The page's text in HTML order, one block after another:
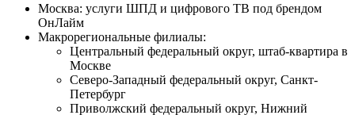
Москва: услуги ШПД и цифрового ТВ под брендом
ОнЛайм
Макрорегиональные филиалы:
Центральный федеральный округ, штаб-квартира в
Москве
Северо-Западный федеральный округ, Санкт-
Петербург
Приволжский федеральный округ, Нижний